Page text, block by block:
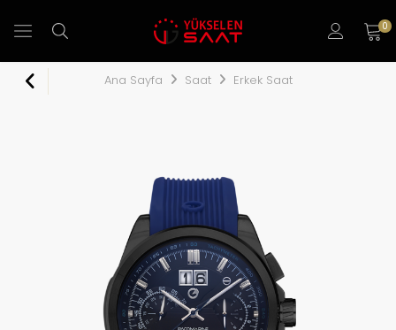
0
Ana Sayfa Saat Erkek Saat